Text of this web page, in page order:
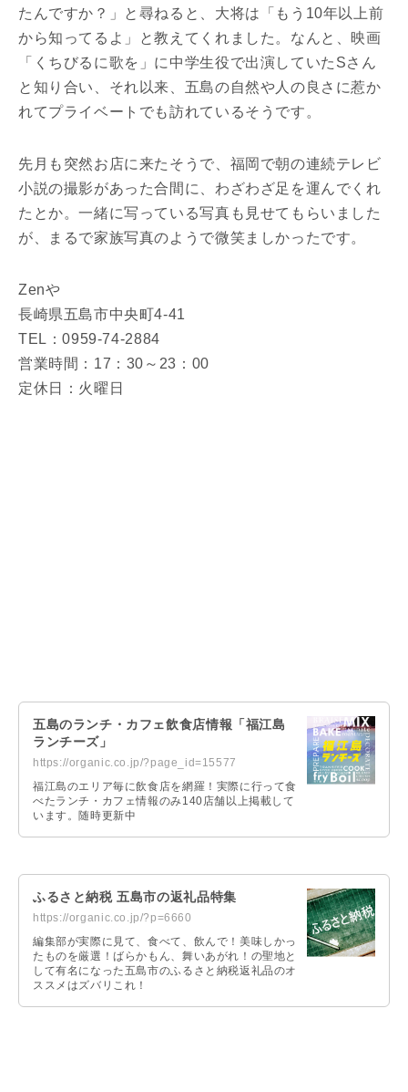
たんですか？」と尋ねると、大将は「もう10年以上前
から知ってるよ」と教えてくれました。なんと、映画
「くちびるに歌を」に中学生役で出演していたSさん
と知り合い、それ以来、五島の自然や人の良さに惹か
れてプライベートでも訪れているそうです。
先月も突然お店に来たそうで、福岡で朝の連続テレビ
小説の撮影があった合間に、わざわざ足を運んでくれ
たとか。一緒に写っている写真も見せてもらいました
が、まるで家族写真のようで微笑ましかったです。
Zenや
長崎県五島市中央町4-41
TEL：0959-74-2884
営業時間：17：30～23：00
定休日：火曜日
五島のランチ・カフェ飲食店情報「福江島
ランチーズ」
https://organic.co.jp/?page_id=15577
福江島のエリア毎に飲食店を網羅！実際に行って食
べたランチ・カフェ情報のみ140店舗以上掲載して
います。随時更新中
ふるさと納税 五島市の返礼品特集
https://organic.co.jp/?p=6660
編集部が実際に見て、食べて、飲んで！美味しかっ
たものを厳選！ばらかもん、舞いあがれ！の聖地と
して有名になった五島市のふるさと納税返礼品のオ
ススメはズバリこれ！